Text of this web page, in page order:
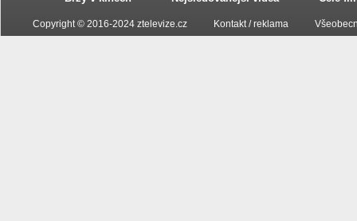
Copyright © 2016-2024 ztelevize.cz Kontakt / reklama